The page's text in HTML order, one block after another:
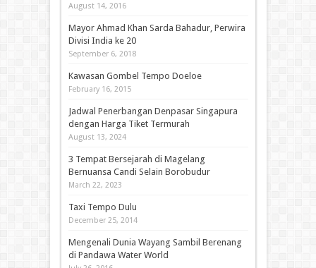
August 14, 2016
Mayor Ahmad Khan Sarda Bahadur, Perwira
Divisi India ke 20
September 6, 2018
Kawasan Gombel Tempo Doeloe
February 16, 2015
Jadwal Penerbangan Denpasar Singapura
dengan Harga Tiket Termurah
August 13, 2024
3 Tempat Bersejarah di Magelang
Bernuansa Candi Selain Borobudur
March 22, 2023
Taxi Tempo Dulu
December 25, 2014
Mengenali Dunia Wayang Sambil Berenang
di Pandawa Water World